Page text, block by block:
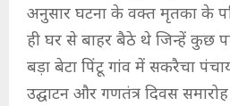
अनुसार घटना के वक्त मृतका के
ही घर से बाहर बैठे थे जिन्हें कुछ
बड़ा बेटा पिंटू गांव में सकरैचा
उद्घाटन और गणतंत्र दिवस